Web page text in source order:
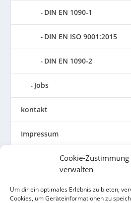
Cookie-Zustimmung
verwalten
Um dir ein optimales Erlebnis zu bieten,
Cookies, um Geräteinformationen zu
DIN EN 1090-1
DIN EN ISO 9001:2015
DIN EN 1090-2
Jobs
kontakt
Impressum
Allgemeine